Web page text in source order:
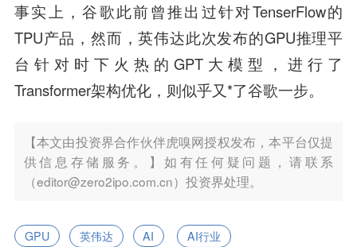
事实上，谷歌此前曾推出过针对TenserFlow的
TPU产品，然而，英伟达此次发布的GPU推理平
台针对时下火热的GPT大模型，进行了
Transformer架构优化，则似乎又*了谷歌一步。
【本文由投资界合作伙伴虎嗅网授权发布，本平台仅提
供信息存储服务。】如有任何疑问题，请联系
（editor@zero2ipo.com.cn）投资界处理。
GPU 英伟达 AI AI行业